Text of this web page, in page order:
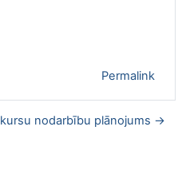
Permalink
nodarbību plānojums →